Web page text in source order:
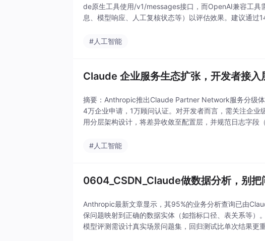
de原生工具使用/v1/messages接口，而OpenAI兼容工
息、模型响应、人工复核状态等）以评估效果。建议通过
#人工智能
Claude 企业服务生态扩张，开发者接入
摘要：Anthropic推出Claude Partner Network服务分级
4万企业申请，1万顾问认证。对开发者而言，需关注企
用分层架构设计，将差异收敛至配置层，并规范日志字
#人工智能
0604_CSDN_Claude做数据分析，别把
Anthropic最新文章显示，其95%的业务分析查询已由
保问题映射到正确的数据实体（如指标口径、表关系等）
模型评测需设计真实场景问题集，回归测试比单次结果更